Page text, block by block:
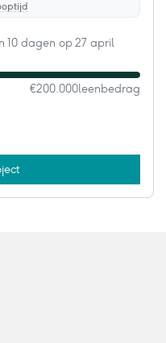
10 dagen op 27 april
€200.000leenbedrag